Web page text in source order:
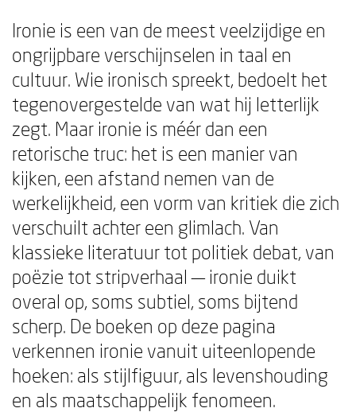
Ironie is een van de meest veelzijdige en
ongrijpbare verschijnselen in taal en
cultuur. Wie ironisch spreekt, bedoelt het
tegenovergestelde van wat hij letterlijk
zegt. Maar ironie is méér dan een
retorische truc: het is een manier van
kijken, een afstand nemen van de
werkelijkheid, een vorm van kritiek die zich
verschuilt achter een glimlach. Van
klassieke literatuur tot politiek debat, van
poëzie tot stripverhaal — ironie duikt
overal op, soms subtiel, soms bijtend
scherp. De boeken op deze pagina
verkennen ironie vanuit uiteenlopende
hoeken: als stijlfiguur, als levenshouding
en als maatschappelijk fenomeen.